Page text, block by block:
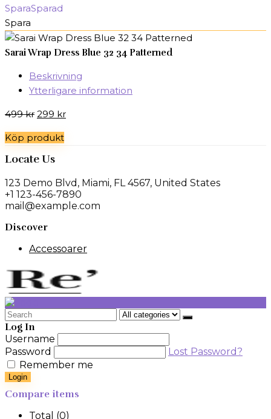
priset
599 kr.299 kr.
SparaSparad
Spara
Sarai Wrap Dress Blue 32 34 Patterned
Beskrivning
Ytterligare information
499kr Det
priset
var:
299 krDet
Köp produkt
Locate Us
123 Demo Blvd, Miami, FL 4567, United States
+1 123-456-7890
mail@example.com
Discover
Accessoarer
Search
for:
Log In
Username
Password
Lost Password?
Remember me
Login
Compare items
Total (0)